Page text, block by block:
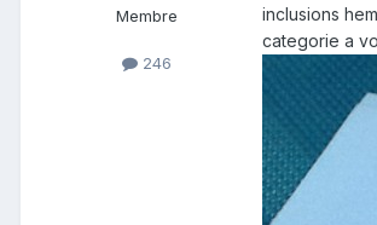
Membre
246
inclusions
categorie a